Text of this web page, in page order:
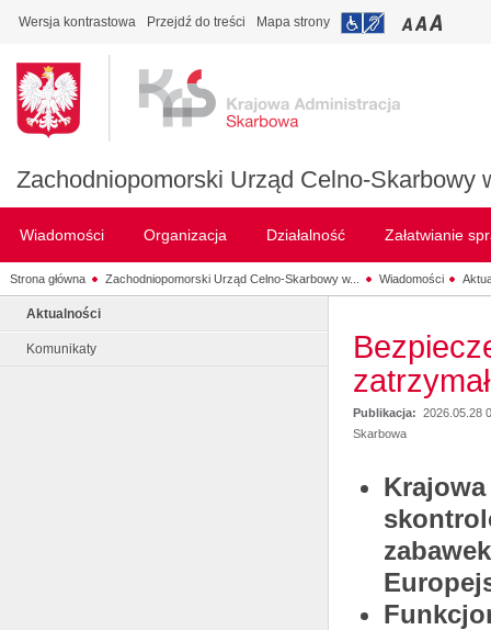
Wersja kontrastowa Przejdź do treści Mapa strony
Zachodniopomorski Urząd Celno-Skarbowy
Wiadomości Organizacja Działalność Załatwianie
Strona główna Zachodniopomorski Urząd Celno-Skarbowy w... Wiadomości
Aktualności
Komunikaty
Publikacja: 2026.05.28
Skarbowa